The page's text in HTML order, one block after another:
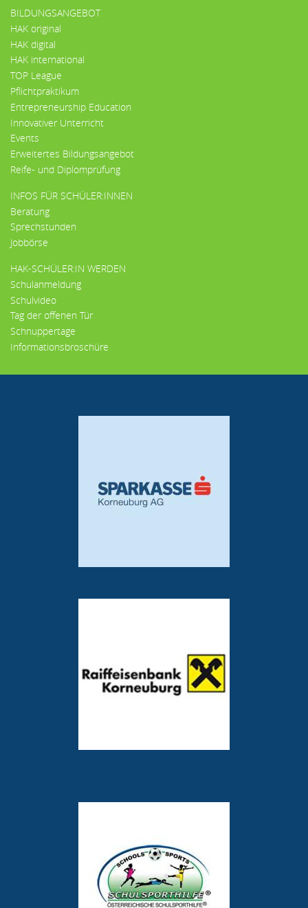
BILDUNGSANGEBOT
HAK original
HAK digital
HAK international
TOP League
Pflichtpraktikum
Entrepreneurship Education
Innovativer Unterricht
Events
Erweitertes Bildungsangebot
Reife- und Diplomprüfung
INFOS FÜR SCHÜLER:INNEN
Beratung
Sprechstunden
Jobbörse
HAK-SCHÜLER:IN WERDEN
Schulanmeldung
Schulvideo
Tag der offenen Tür
Schnuppertage
Informationsbroschüre